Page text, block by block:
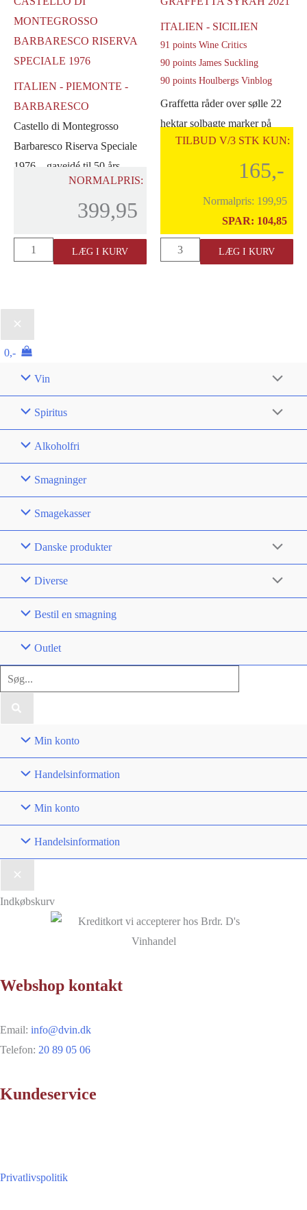
2021
antal
MONTEGROSSO
BARBARESCO RISERVA
SPECIALE 1976
ITALIEN - PIEMONTE -
BARBARESCO
Castello di Montegrosso
Barbaresco Riserva Speciale
1976 – gaveidé til 50 års
fødselsdag, 50 [...]NORMALPRIS:
399,95
Castello
Barbaresco
Riserva
Speciale
LÆG I KURV
ITALIEN - SICILIEN
91 points Wine Critics
90 points James Suckling
90 points Houlbergs Vinblog
Graffetta råder over sølle 22
hektar solbagte marker på
Sicilien og tæt på havet. Her
TILBUD V/3 STK KUN:
165,-
Normalpris: 199,95
SPAR: 104,85
Graffetta
LÆG I KURV
0,-
Vin
Spiritus
Alkoholfri
Smagninger
Smagekasser
Danske produkter
Diverse
Bestil en smagning
Outlet
Søg
efter:
Min konto
Handelsinformation
Min konto
Handelsinformation
Indkøbskurv
Webshop kontakt
Email: info@dvin.dk
Telefon: 20 89 05 06
Kundeservice
Privatlivspolitik